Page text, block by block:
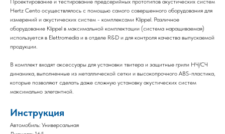
Проектирование и тестирование предсерийных прототипов акустических систем
Hertz Cento осуществлялось с помощью самого совершенного оборудования для
измерений и акустических систем - комплексами Klippel. Различное
оборудование Klippel в максимальной комплектации (система наращиваемая)
используется в Elettromedia и в отделе R&D и для контроля качества выпускаемой
продукции.
В комплект входят аксессуары для установки твитера и защитные грили НЧ/СЧ
динамика, выполненные из металлической сетки и высокопрочного ABS-пластика,
которые позволяют сделать даже сложную установку акустических систем
максимально элегантной.
Инструкция
Автомобиль: Универсальная